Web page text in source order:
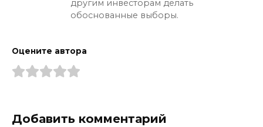
другим инвесторам делать
обоснованные выборы.
Оцените автора
Добавить комментарий